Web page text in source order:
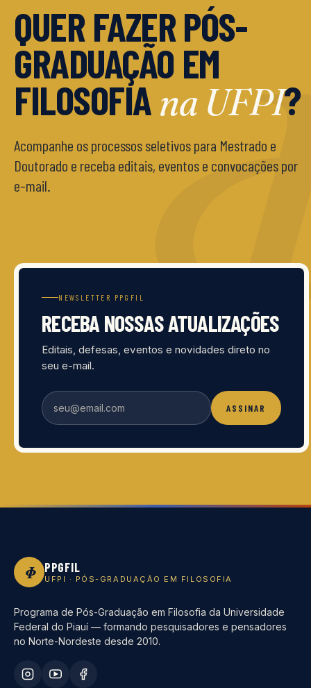
QUER FAZER PÓS-
GRADUAÇÃO EM
FILOSOFIAna UFPI?
Acompanhe os processos seletivos para Mestrado e
Doutorado e receba editais, eventos e convocações por
e-mail.
NEWSLETTER PPGFIL
RECEBA NOSSAS ATUALIZAÇÕES
Editais, defesas, eventos e novidades direto no
seu e-mail.
ASSINAR
Φ PPGFIL
UFPI · PÓS-GRADUAÇÃO EM FILOSOFIA
Programa de Pós-Graduação em Filosofia da Universidade
Federal do Piauí — formando pesquisadores e pensadores
no Norte-Nordeste desde 2010.